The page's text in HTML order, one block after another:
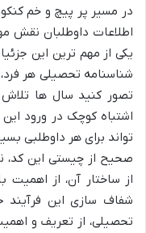
در مسیر پر پیچ و خم
اطلاعات داوطلبان نقش
یکی از مهم ترین این
شناسنامه تحصیلی هر فرد،
تصور کنید سال ها
اشتباه کوچک در ورود
تواند برای هر داوطلبی
صحیح از چیستی این کد،
از ساختار آن، از اهمیت
شفاف سازی این فرآیند
تحصیلی، از تعریف و